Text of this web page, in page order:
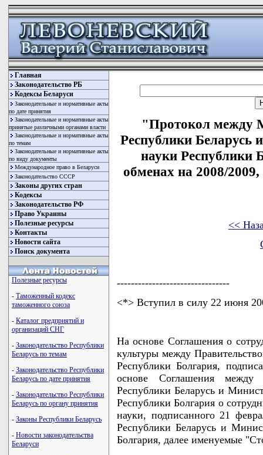
Главная
Законодательство РБ
Кодексы Беларуси
Законодательные и нормативные акты
по дате принятия
Законодательные и нормативные акты
принятые различными органами власти
Законодательные и нормативные акты
по темам
Законодательные и нормативные акты
по виду документы
Международное право в Беларуси
Законодательство СССР
Законы других стран
Кодексы
Законодательство РФ
Право Украины
Полезные ресурсы
Контакты
Новости сайта
Поиск документа
Полезные ресурсы
- Таможенный кодекс
таможенного союза
- Каталог предприятий и
организаций СНГ
- Законодательство Республики
Беларусь по темам
- Законодательство Республики
Беларусь по дате принятия
- Законодательство Республики
Беларусь по органу принятия
- Законы Республики Беларусь
- Новости законодательства
Беларуси
"Протокол между
Республики Беларусь
науки Республики
обменах на 2008/
<<
--------------------------------
<*> Вступил в силу 22 июня
На основе Соглашения о
культуры между
Республики Болгария,
основе Соглашения между
Республики Беларусь и
Республики Болгария о
науки, подписанного 21
Республики Беларусь и
Болгария, далее именуемые